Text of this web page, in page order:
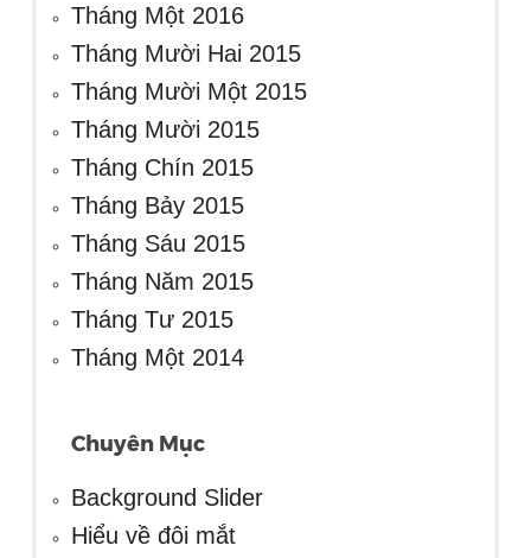
Tháng Một 2016
Tháng Mười Hai 2015
Tháng Mười Một 2015
Tháng Mười 2015
Tháng Chín 2015
Tháng Bảy 2015
Tháng Sáu 2015
Tháng Năm 2015
Tháng Tư 2015
Tháng Một 2014
Chuyên Mục
Background Slider
Hiểu về đôi mắt